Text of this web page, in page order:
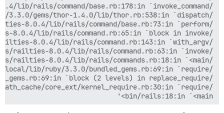
bin/rails:18:in `<main>'